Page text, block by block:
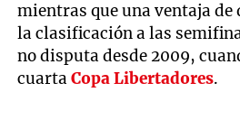
mientras que una ventaja de
la clasificación a las
no disputa desde 2009,
cuartaCopa Libertadores.